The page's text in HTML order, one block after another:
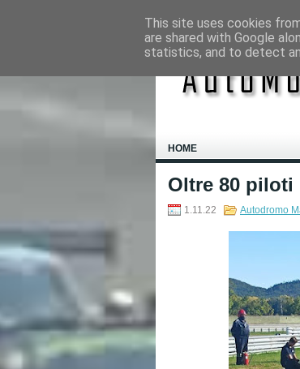
HOME
Oltre 80
1.11.22 Autodromo
This site uses cookies
are shared with Google
statistics, and to detect